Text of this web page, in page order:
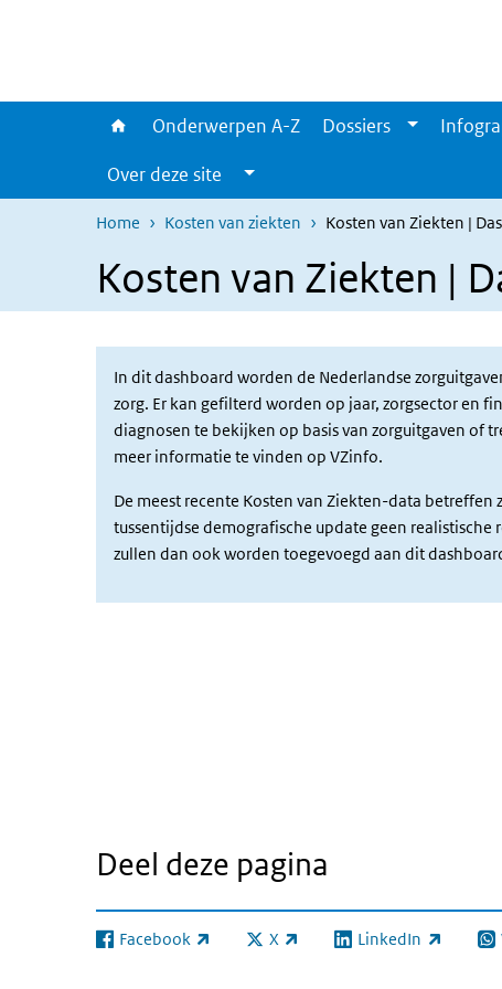
Onderwerpen A-Z Dossiers
Over deze site
Home Kosten van ziekten Kosten van Ziekten |
Kosten van Ziekten |
In dit dashboard worden de Nederlandse
zorg. Er kan gefilterd worden op jaar, zorgsector en
diagnosen te bekijken op basis van zorguitgaven of
meer informatie te vinden op VZinfo.
De meest recente Kosten van Ziekten-data
tussentijdse demografische update geen
zullen dan ook worden toegevoegd aan dit
Deel deze pagina
Facebook
(externe link) X
(externe link) LinkedIn
(externe link)